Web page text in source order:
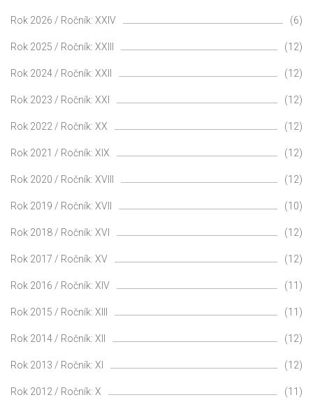
Rok 2026 / Ročník: XXIV (6)
Rok 2025 / Ročník: XXIII (12)
Rok 2024 / Ročník: XXII (12)
Rok 2023 / Ročník: XXI (12)
Rok 2022 / Ročník: XX (12)
Rok 2021 / Ročník: XIX (12)
Rok 2020 / Ročník: XVIII (12)
Rok 2019 / Ročník: XVII (10)
Rok 2018 / Ročník: XVI (12)
Rok 2017 / Ročník: XV (12)
Rok 2016 / Ročník: XIV (11)
Rok 2015 / Ročník: XIII (11)
Rok 2014 / Ročník: XII (12)
Rok 2013 / Ročník: XI (12)
Rok 2012 / Ročník: X (11)